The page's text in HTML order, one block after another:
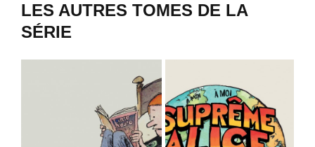
LES AUTRES TOMES DE LA
SÉRIE